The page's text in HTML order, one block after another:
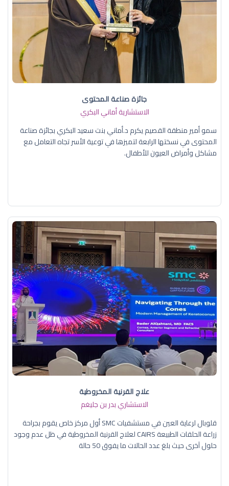
جائزة صناعة المحتوى
الاستشارية أماني البكري
سمو أمير منطقة القصيم يكرم د.أماني بنت سعيد البكري بجائزة صناعة
المحتوى في نسختها الرابعة لتميزها في توعية الأسر تجاه التعامل مع
مشاكل وأمراض العيون للأطفال.
علاج القرنية المخروطية
الاستشاري بدر بن جليغم
قلوبال لرعاية العين في مستشفيات SMC أول مركز خاص يقوم بجراحة
زراعة الحلقات الطبيعة CAIRS لعلاج القرنية المخروطية في ظل عدم وجود
حلول آخرى حيث بلغ عدد الحالات ما يفوق 50 حالة